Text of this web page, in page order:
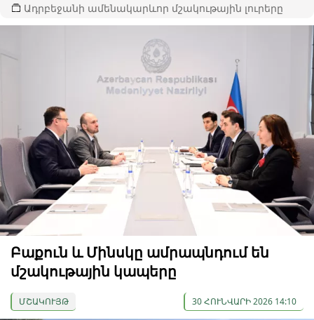
Ադրբեջանի ամենակարևոր մշակութային լուրերը
Բաքուն և Մինսկը ամրապնդում են
մշակութային կապերը
ՄՇԱԿՈՒՅԹ 30 ՀՈՒՆՎԱՐԻ 2026 14:10